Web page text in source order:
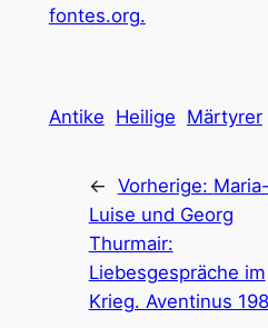
fontes.org.
Antike Heilige Märtyrer
← Vorherige: Maria-
Luise und Georg
Thurmair:
Liebesgespräche im
Krieg. Aventinus